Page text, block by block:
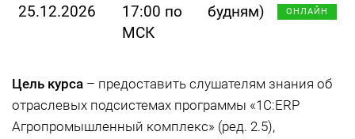
25.12.2026
17:00 по
МСК
будням)
ОНЛАЙН
Цель курса – предоставить слушателям знания об
отраслевых подсистемах программы «1С:ERP
Агропромышленный комплекс» (ред. 2.5),